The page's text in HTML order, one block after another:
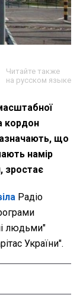
Читайте также
на русском языке
кордон
що
намір
зростає
Радіо
людьми"
України".